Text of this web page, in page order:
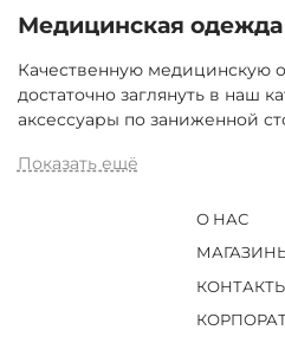
Медицинская одежда
Качественную медицинскую
достаточно заглянуть в
аксессуары по заниженной
Показать ещё
О НАС